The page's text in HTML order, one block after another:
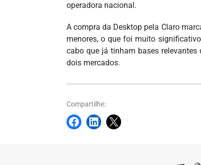
operadora nacional.
A compra da Desktop pela Claro
menores, o que foi muito
cabo que já tinham bases
dois mercados.
Compartilhe: